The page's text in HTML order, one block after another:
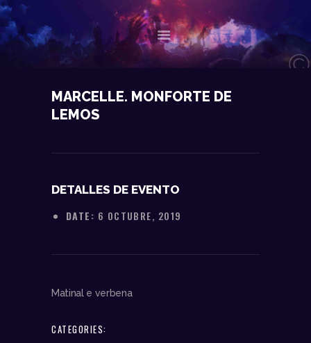
NOSOTROS
DATOS TÉCNICOS
CONTACTO
MARCELLE. MONFORTE DE
LEMOS
DETALLES DE EVENTO
DATE: 6 OCTUBRE, 2019
Matinal e verbena
CATEGORIES: